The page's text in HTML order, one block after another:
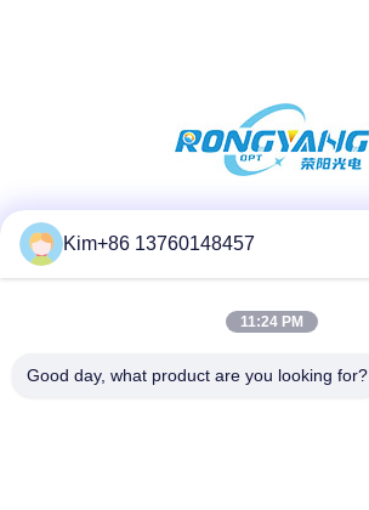
সোশ্যাল মিডিয়া
Kim+86 13760148457
11:24 PM
Good day, what product are you looking for?